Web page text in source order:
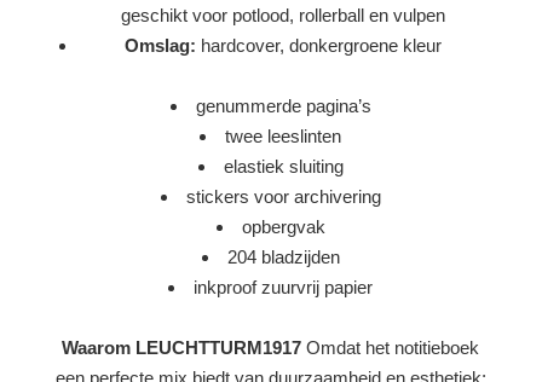
geschikt voor potlood, rollerball en vulpen
Omslag: hardcover, donkergroene kleur
genummerde pagina’s
twee leeslinten
elastiek sluiting
stickers voor archivering
opbergvak
204 bladzijden
inkproof zuurvrij papier
Waarom LEUCHTTURM1917 Omdat het notitieboek
een perfecte mix biedt van duurzaamheid en esthetiek: